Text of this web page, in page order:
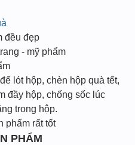
đều đẹp
- mỹ phẩm
lót hộp, chèn hộp quà tết,
đầy hộp, chống sốc lúc
trong hộp.
phẩm rất tốt
PHẨM